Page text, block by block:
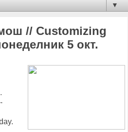
▼
// Customizing
5 окт.